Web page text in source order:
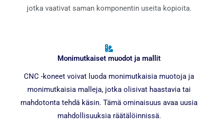
jotka vaativat saman komponentin useita kopioita.
Monimutkaiset muodot ja mallit
CNC -koneet voivat luoda monimutkaisia ​​muotoja ja
monimutkaisia ​​malleja, jotka olisivat haastavia tai
mahdotonta tehdä käsin. Tämä ominaisuus avaa uusia
mahdollisuuksia räätälöinnissä.